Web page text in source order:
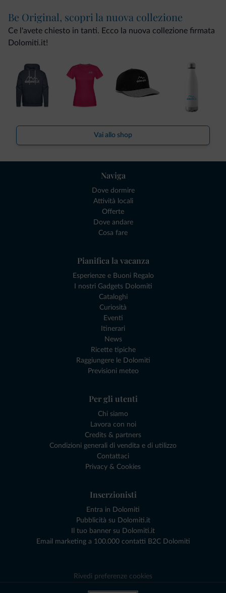
Be Original, scopri la nuova collezione
Ce l'avete chiesto in tanti. Ecco la nuova collezione firmata
Dolomiti.it!
Vai allo shop
Naviga
Dove dormire
Attività locali
Offerte
Dove andare
Cosa fare
Pianifica la vacanza
Esperienze e Buoni Regalo
I nostri Gadgets Dolomiti
Cataloghi
Curiosità
Eventi
Itinerari
News
Ricette tipiche
Raggiungere le Dolomiti
Previsioni meteo
Per gli utenti
Chi siamo
Lavora con noi
Credits & partners
Condizioni generali di vendita e di utilizzo
Contattaci
Privacy & Cookies
Inserzionisti
Entra in Dolomiti
Pubblicità su Dolomiti.it
Il tuo banner su Dolomiti.it
Email marketing a 100.000 contatti B2C Dolomiti
Rivedi preferenze cookies